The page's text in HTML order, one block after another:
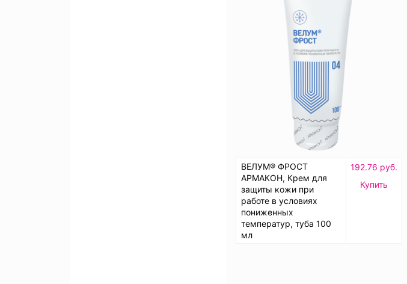
ВЕЛУМ® ФРОСТ
АРМАКОН, Крем для
защиты кожи при
работе в условиях
пониженных
температур, туба 100
мл
192.76 руб.
Купить